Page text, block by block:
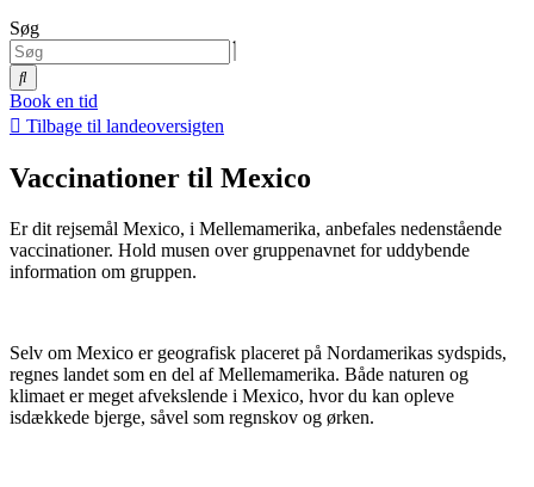
Søg
Book en tid
Tilbage til landeoversigten
Vaccinationer til Mexico
Er dit rejsemål Mexico, i Mellemamerika, anbefales nedenstående
vaccinationer. Hold musen over gruppenavnet for uddybende
information om gruppen.
Selv om Mexico er geografisk placeret på Nordamerikas sydspids,
regnes landet som en del af Mellemamerika. Både naturen og
klimaet er meget afvekslende i Mexico, hvor du kan opleve
isdækkede bjerge, såvel som regnskov og ørken.